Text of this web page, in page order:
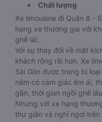
Chất lượng
Xe limousine đi Quận 8 -
hạng xe thương gia với
ghế lái.
Với sự thay đổi về mặt
khách rộng rãi hơn. Xe
Sài Gòn được trang bị
nằm có cảm giác êm ái,
gần, thời gian ngồi ghế
Nhưng với xe hạng
thư giãn và nghỉ ngơi trên